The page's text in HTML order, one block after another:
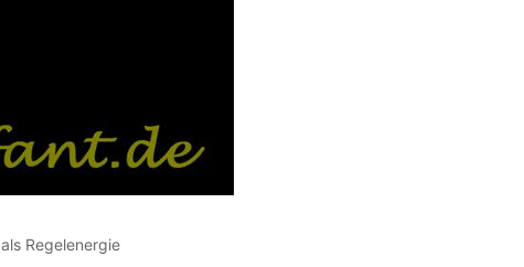
Regelenergie